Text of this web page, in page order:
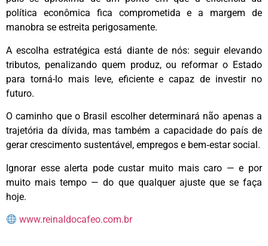
política econômica fica comprometida e a margem de
manobra se estreita perigosamente.
A escolha estratégica está diante de nós: seguir elevando
tributos, penalizando quem produz, ou reformar o Estado
para torná-lo mais leve, eficiente e capaz de investir no
futuro.
O caminho que o Brasil escolher determinará não apenas a
trajetória da dívida, mas também a capacidade do país de
gerar crescimento sustentável, empregos e bem‑estar social.
Ignorar esse alerta pode custar muito mais caro — e por
muito mais tempo — do que qualquer ajuste que se faça
hoje.
www.reinaldocafeo.com.br